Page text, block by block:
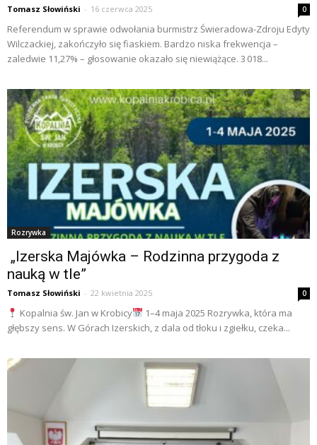
Tomasz Słowiński - 16 czerwca 2025 0
Referendum w sprawie odwołania burmistrz Świeradowa-Zdroju Edyty
Wilczackiej, zakończyło się fiaskiem. Bardzo niska frekwencja –
zaledwie 11,27% – głosowanie okazało się niewiążące. 3 018...
Rozrywka
„Izerska Majówka – Rodzinna przygoda z
nauką w tle”
Tomasz Słowiński - 22 kwietnia 2025 0
Kopalnia św. Jan w Krobicy
1–4 maja 2025 Rozrywka, która ma
głębszy sens. W Górach Izerskich, z dala od tłoku i zgiełku, czeka...